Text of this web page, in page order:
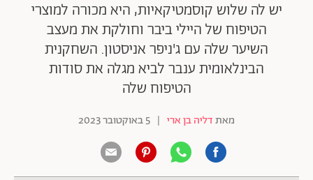
יש לה שלוש קוסמטיקאיות, היא מכורה למוצרי
הטיפוח של היילי ביבר וחולקת את מעצב
השיער שלה עם ג'ניפר אניסטון. השחקנית
הבינלאומית ענבר לביא מגלה את סודות
הטיפוח שלה
מאתדליה בן ארי | 5 באוקטובר 2023